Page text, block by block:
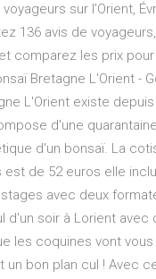
sur l'Orient,
136 avis de
comparez les prix pour
Bretagne L'Orient -
L'Orient existe
d'une
d'un bonsaï. La
est de 52 euros elle
avec deux
d'un soir à Lorient
les coquines vont
un bon plan cul ! Avec